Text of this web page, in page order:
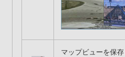
マップビューを保